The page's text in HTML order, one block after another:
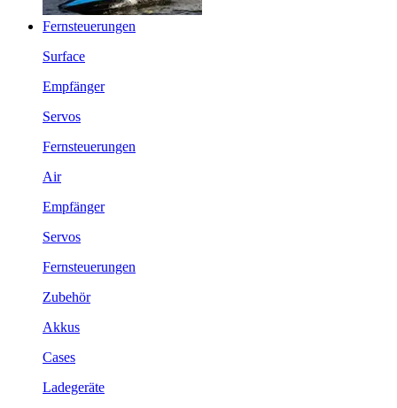
Fernsteuerungen
Surface
Empfänger
Servos
Fernsteuerungen
Air
Empfänger
Servos
Fernsteuerungen
Zubehör
Akkus
Cases
Ladegeräte